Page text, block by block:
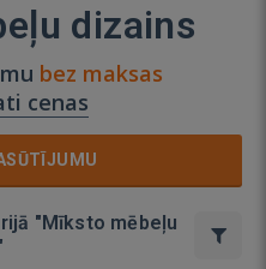
dizains
bez maksas
cenas
"Mīksto mēbeļu